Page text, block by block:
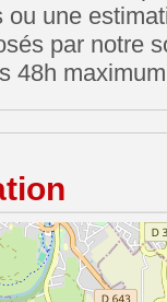
ou une
par notre
48h